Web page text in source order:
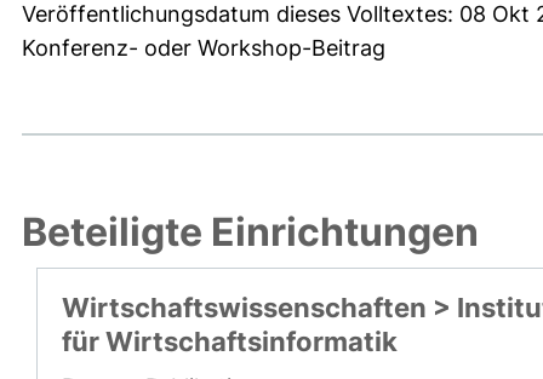
Veröffentlichungsdatum dieses Volltextes: 08 Okt
Konferenz- oder Workshop-Beitrag
Beteiligte Einrichtungen
Wirtschaftswissenschaften >
für Wirtschaftsinformatik